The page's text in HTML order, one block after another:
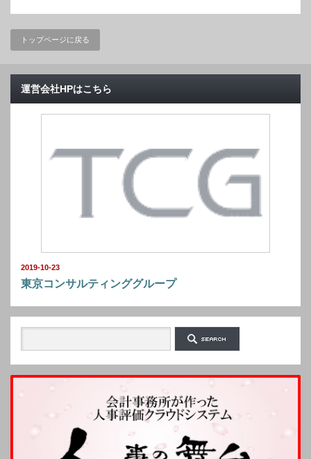
トップページに戻る
運営会社HPはこちら
2019-10-23
東京コンサルティンググループ